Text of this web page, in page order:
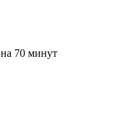
70 минут